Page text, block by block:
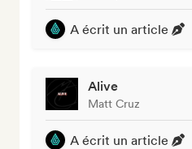
A écrit un article
Alive
Matt Cruz
A écrit un article